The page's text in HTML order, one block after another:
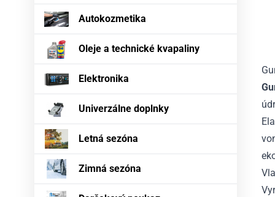
Autokozmetika
Oleje a technické kvapaliny
Elektronika
Univerzálne doplnky
Letná sezóna
Zimná sezóna